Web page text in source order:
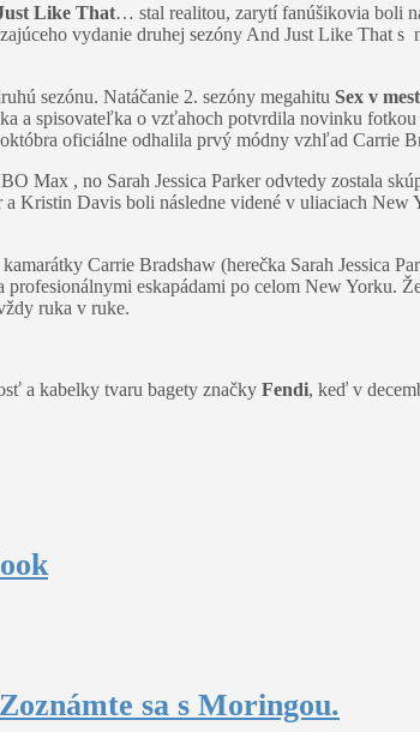
Like That… stal realitou, zarytí fanúšikovia boli
vydanie druhej sezóny And Just Like That
sezónu. Natáčanie 2. sezóny megahitu Sex v
a spisovateľka o vzťahoch potvrdila novinku fotkou
oficiálne odhalila prvý módny vzhľad Carrie
, no Sarah Jessica Parker odvtedy zostala
Kristin Davis boli následne videné v uliaciach
Carrie Bradshaw (herečka Sarah Jessica
eskapádami po celom New Yorku.
ruka v ruke.
a kabelky tvaru bagety značky Fendi, keď v
sa s Moringou.